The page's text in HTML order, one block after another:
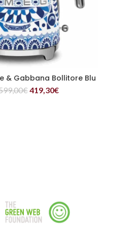
LEGGI TUTTO
& Gabbana Bollitore Blu
€419,30€